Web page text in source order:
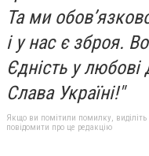
Та ми
і у нас є зброя.
Єдність у любові
Слава Україні!"
Якщо ви помітили помилку, виділіть
повідомити про це редакцію